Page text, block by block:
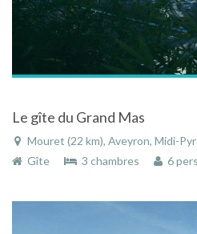
Le gîte du Grand Mas
Mouret (22 km), Aveyron, Midi-
Gîte
3 chambres 6